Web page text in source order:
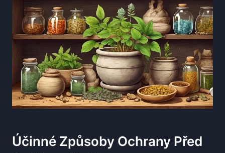
Účinné Způsoby Ochrany Před